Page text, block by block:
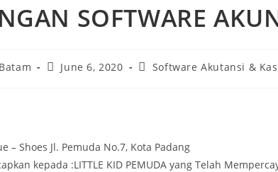
SOFTWARE
June 6, 2020 Software Akutansi &
– Shoes Jl. Pemuda No.7, Kota Padang
kepada :LITTLE KID PEMUDA yang Telah